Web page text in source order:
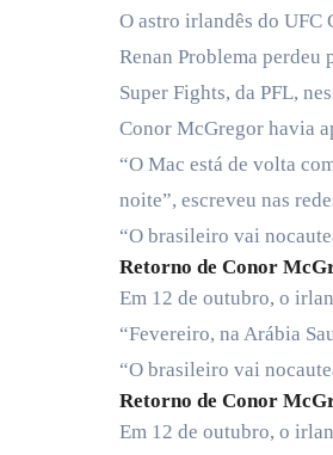
O astro irlandês do
Renan Problema perdeu
Super Fights, da PFL,
Conor McGregor havia
“O Mac está de volta
noite”, escreveu nas
“O brasileiro vai
Retorno de Conor
Em 12 de outubro, o
“Fevereiro, na Arábia
“O brasileiro vai
Retorno de Conor
Em 12 de outubro, o